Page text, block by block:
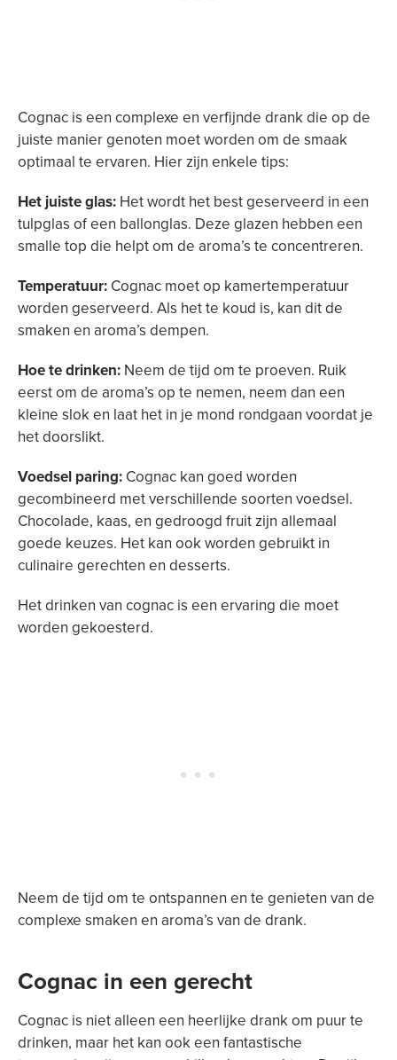
Cognac is een complexe en verfijnde drank die op de
juiste manier genoten moet worden om de smaak
optimaal te ervaren. Hier zijn enkele tips:
Het juiste glas: Het wordt het best geserveerd in een
tulpglas of een ballonglas. Deze glazen hebben een
smalle top die helpt om de aroma’s te concentreren.
Temperatuur: Cognac moet op kamertemperatuur
worden geserveerd. Als het te koud is, kan dit de
smaken en aroma’s dempen.
Hoe te drinken: Neem de tijd om te proeven. Ruik
eerst om de aroma’s op te nemen, neem dan een
kleine slok en laat het in je mond rondgaan voordat je
het doorslikt.
Voedsel paring: Cognac kan goed worden
gecombineerd met verschillende soorten voedsel.
Chocolade, kaas, en gedroogd fruit zijn allemaal
goede keuzes. Het kan ook worden gebruikt in
culinaire gerechten en desserts.
Het drinken van cognac is een ervaring die moet
worden gekoesterd.
Neem de tijd om te ontspannen en te genieten van de
complexe smaken en aroma’s van de drank.
Cognac in een gerecht
Cognac is niet alleen een heerlijke drank om puur te
drinken, maar het kan ook een fantastische